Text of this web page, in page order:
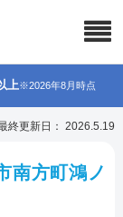
上※2026年8月時点
終更新日： 2026.5.19
南方町鴻ノ